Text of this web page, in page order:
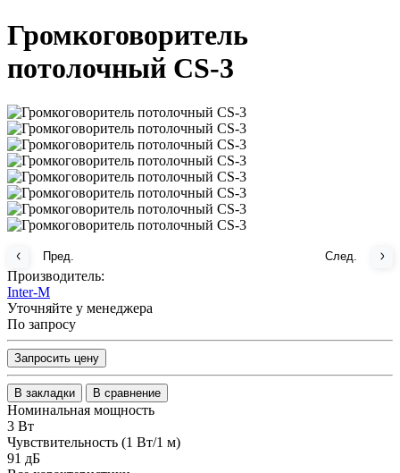
Громкоговоритель
потолочный CS-3
Пред. След.
Производитель:
Inter-M
Уточняйте у менеджера
По запросу
Запросить цену
В закладки В сравнение
Номинальная мощность
3 Вт
Чувствительность (1 Вт/1 м)
91 дБ